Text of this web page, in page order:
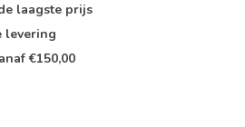
laagste prijs
levering
€150,00